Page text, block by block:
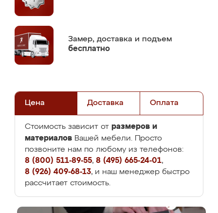
Замер, доставка и подъем
бесплатно
Цена Доставка Оплата
Стоимость зависит от размеров и
материалов Вашей мебели. Просто
позвоните нам по любому из телефонов:
8 (800) 511-89-55, 8 (495) 665-24-01,
8 (926) 409-68-13, и наш менеджер быстро
рассчитает стоимость.